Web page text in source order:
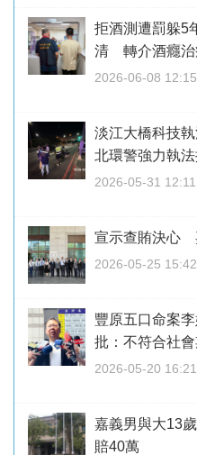
拒酒測遭罰躲5
清 轉介酒癮治
2026-06-08 12:15
淡江大橋科技
北環警強力執
2026-05-31 12:11
宣示查賄決心
2026-05-25 15:42
豐原五口命案
批：不符合社
2026-05-20 16:21
嘉義男與大13
賠40萬